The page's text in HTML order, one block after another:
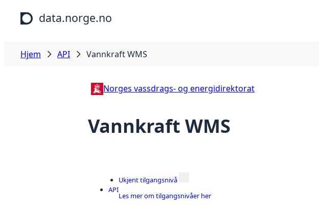
Hopp til hovedinnhold
data.norge.no
Hjem API Vannkraft WMS
Norges vassdrags- og energidirektorat
Vannkraft WMS
API
Ukjent tilgangsnivå
Les mer om tilgangsnivåer her